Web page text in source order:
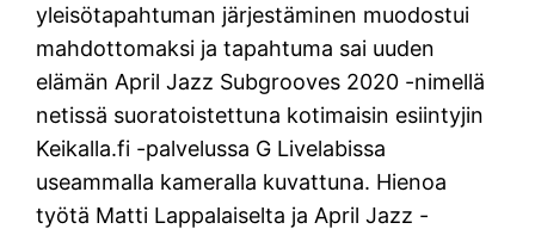
yleisötapahtuman järjestäminen muodostui
mahdottomaksi ja tapahtuma sai uuden
elämän April Jazz Subgrooves 2020 -nimellä
netissä suoratoistettuna kotimaisin esiintyjin
Keikalla.fi -palvelussa G Livelabissa
useammalla kameralla kuvattuna. Hienoa
työtä Matti Lappalaiselta ja April Jazz -